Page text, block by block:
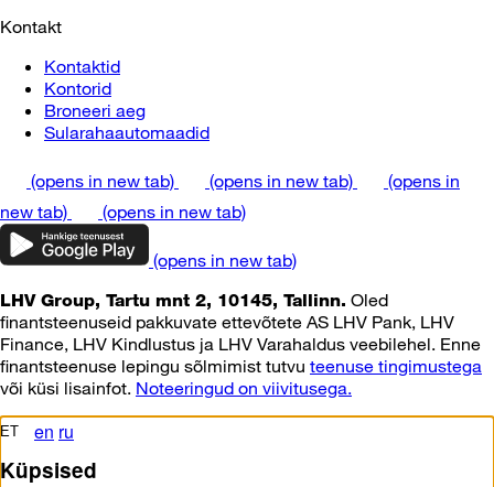
Kontakt
Kontaktid
Kontorid
Broneeri aeg
Sularahaautomaadid
(opens in new tab) (opens in new tab)
(opens in
new tab)
(opens in new tab)
(opens in new tab)
LHV Group, Tartu mnt 2, 10145, Tallinn. Oled
finantsteenuseid pakkuvate ettevõtete AS LHV Pank, LHV
Finance, LHV Kindlustus ja LHV Varahaldus veebilehel. Enne
finantsteenuse lepingu sõlmimist tutvu teenuse tingimustega
või küsi lisainfot. Noteeringud on viivitusega.
ET en ru
Küpsised